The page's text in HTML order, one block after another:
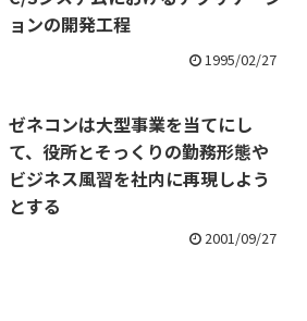
ョンの開発工程
1995/02/27
ゼネコンは大型事業を当てにし
て、役所とそっくりの勤務形態や
ビジネス風習を社内に再現しよう
とする
2001/09/27